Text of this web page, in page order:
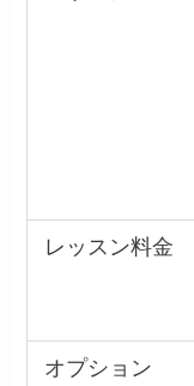
レッスン料金
オプション